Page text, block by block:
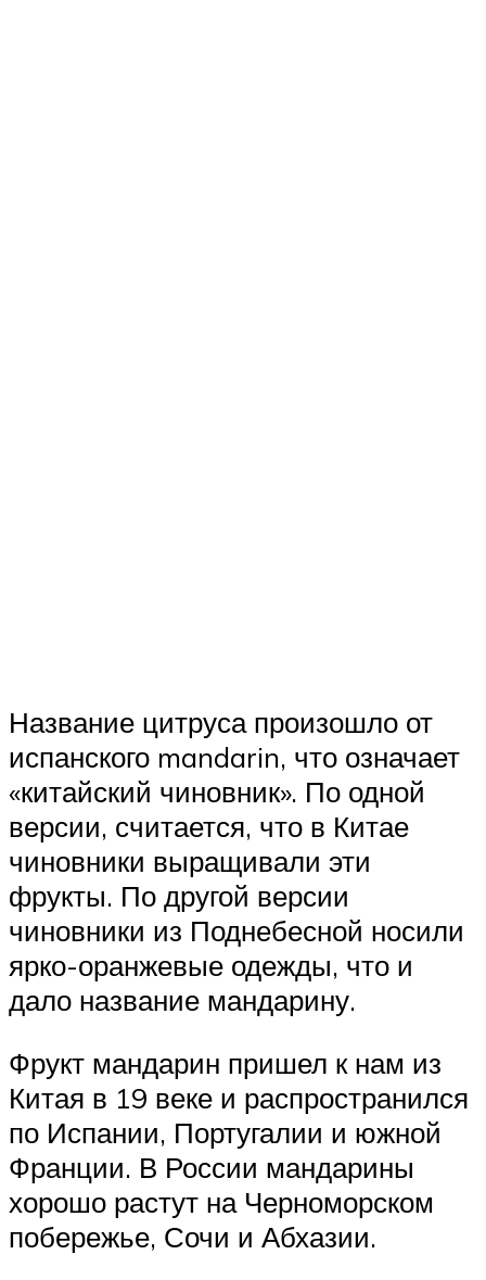
Название цитруса произошло от
испанского mandarin, что означает
«китайский чиновник». По одной
версии, считается, что в Китае
чиновники выращивали эти
фрукты. По другой версии
чиновники из Поднебесной носили
ярко-оранжевые одежды, что и
дало название мандарину.
Фрукт мандарин пришел к нам из
Китая в 19 веке и распространился
по Испании, Португалии и южной
Франции. В России мандарины
хорошо растут на Черноморском
побережье, Сочи и Абхазии.